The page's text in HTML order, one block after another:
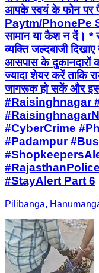
आपके स्वयं के फोन पर
Paytm/PhonePe
सामान या कैश न दें। *
व्यक्ति जल्दबाजी
आसपास के दुकानदारों
ज्यादा शेयर करें ताकि
जागरूक हो सकें और
#Raisinghnagar
#CyberCrime
#Padampur
#StayAlert Part 6
Pilibanga,